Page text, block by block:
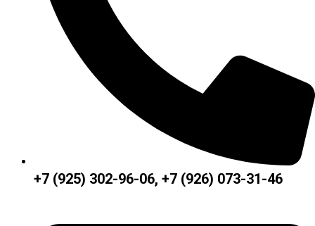
+7 (925) 302-96-06, +7 (926) 073-31-46